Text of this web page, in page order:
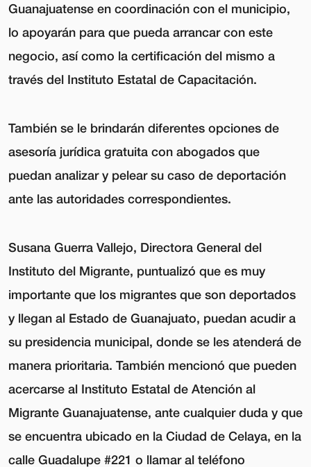
Guanajuatense en coordinación con el municipio,
lo apoyarán para que pueda arrancar con este
negocio, así como la certificación del mismo a
través del Instituto Estatal de Capacitación.
También se le brindarán diferentes opciones de
asesoría jurídica gratuita con abogados que
puedan analizar y pelear su caso de deportación
ante las autoridades correspondientes.
Susana Guerra Vallejo, Directora General del
Instituto del Migrante, puntualizó que es muy
importante que los migrantes que son deportados
y llegan al Estado de Guanajuato, puedan acudir a
su presidencia municipal, donde se les atenderá de
manera prioritaria. También mencionó que pueden
acercarse al Instituto Estatal de Atención al
Migrante Guanajuatense, ante cualquier duda y que
se encuentra ubicado en la Ciudad de Celaya, en la
calle Guadalupe #221 o llamar al teléfono